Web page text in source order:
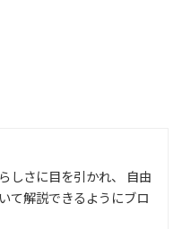
しさに目を引かれ、 自由
て解説できるようにブロ